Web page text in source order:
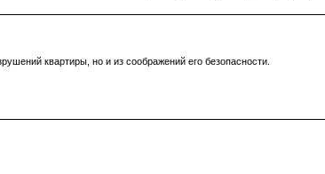
квартиры, но и из соображений его безопасности.